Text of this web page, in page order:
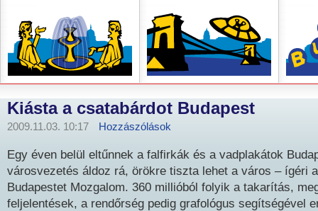
Kiásta a csatabárdot Budapest
2009.11.03. 10:17 Hozzászólások
Egy éven belül eltűnnek a falfirkák és a vadplakátok
városvezetés áldoz rá, örökre tiszta lehet a város – ígéri
Budapestet Mozgalom. 360 millióból folyik a takarítás,
feljelentések, a rendőrség pedig grafológus segítségével